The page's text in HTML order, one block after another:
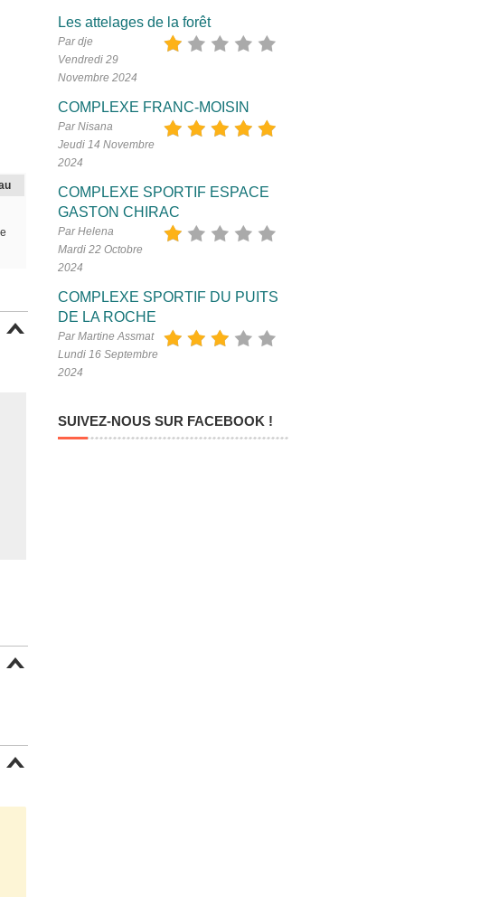
Les attelages de la forêt
Par dje
Vendredi 29
Novembre 2024
COMPLEXE FRANC-MOISIN
Par Nisana
Jeudi 14 Novembre
2024
COMPLEXE SPORTIF ESPACE
GASTON CHIRAC
Par Helena
Mardi 22 Octobre
2024
COMPLEXE SPORTIF DU PUITS
DE LA ROCHE
Par Martine Assmat
Lundi 16 Septembre
2024
SUIVEZ-NOUS SUR FACEBOOK !